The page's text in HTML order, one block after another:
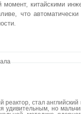
момент, китайскими
что
стал
удивительным, но